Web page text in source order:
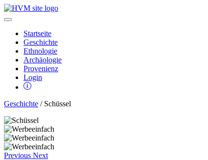
Startseite
Geschichte
Ethnologie
Archäologie
Provenienz
Login
Geschichte / Schüssel
Previous Next